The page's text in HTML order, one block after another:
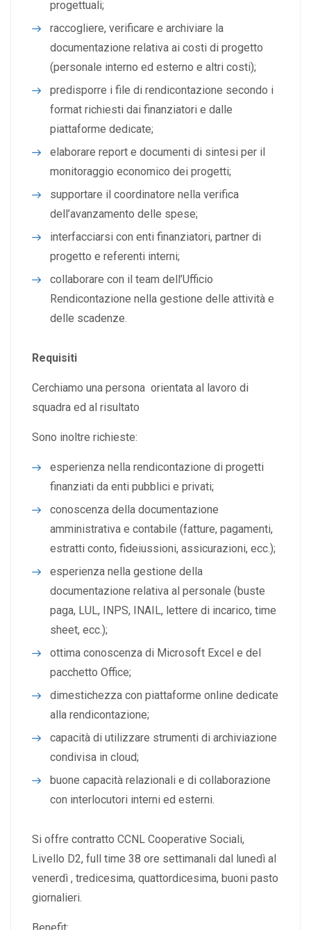
progettuali;
raccogliere, verificare e archiviare la
documentazione relativa ai costi di progetto
(personale interno ed esterno e altri costi);
predisporre i file di rendicontazione secondo i
format richiesti dai finanziatori e dalle
piattaforme dedicate;
elaborare report e documenti di sintesi per il
monitoraggio economico dei progetti;
supportare il coordinatore nella verifica
dell’avanzamento delle spese;
interfacciarsi con enti finanziatori, partner di
progetto e referenti interni;
collaborare con il team dell’Ufficio
Rendicontazione nella gestione delle attività e
delle scadenze.
Requisiti
Cerchiamo una persona orientata al lavoro di
squadra ed al risultato
Sono inoltre richieste:
esperienza nella rendicontazione di progetti
finanziati da enti pubblici e privati;
conoscenza della documentazione
amministrativa e contabile (fatture, pagamenti,
estratti conto, fideiussioni, assicurazioni, ecc.);
esperienza nella gestione della
documentazione relativa al personale (buste
paga, LUL, INPS, INAIL, lettere di incarico, time
sheet, ecc.);
ottima conoscenza di Microsoft Excel e del
pacchetto Office;
dimestichezza con piattaforme online dedicate
alla rendicontazione;
capacità di utilizzare strumenti di archiviazione
condivisa in cloud;
buone capacità relazionali e di collaborazione
con interlocutori interni ed esterni.
Si offre contratto CCNL Cooperative Sociali,
Livello D2, full time 38 ore settimanali dal lunedì al
venerdì , tredicesima, quattordicesima, buoni pasto
giornalieri.